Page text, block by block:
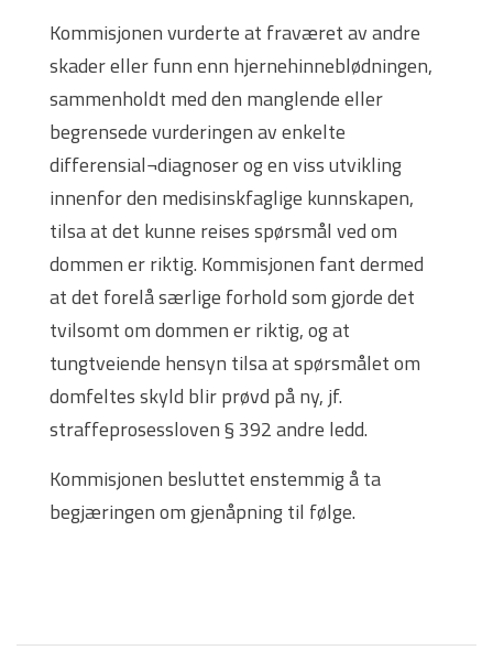
Kommisjonen vurderte at fraværet av andre
skader eller funn enn hjernehinneblødningen,
sammenholdt med den manglende eller
begrensede vurderingen av enkelte
differensial¬diagnoser og en viss utvikling
innenfor den medisinskfaglige kunnskapen,
tilsa at det kunne reises spørsmål ved om
dommen er riktig. Kommisjonen fant dermed
at det forelå særlige forhold som gjorde det
tvilsomt om dommen er riktig, og at
tungtveiende hensyn tilsa at spørsmålet om
domfeltes skyld blir prøvd på ny, jf.
straffeprosessloven § 392 andre ledd.
Kommisjonen besluttet enstemmig å ta
begjæringen om gjenåpning til følge.